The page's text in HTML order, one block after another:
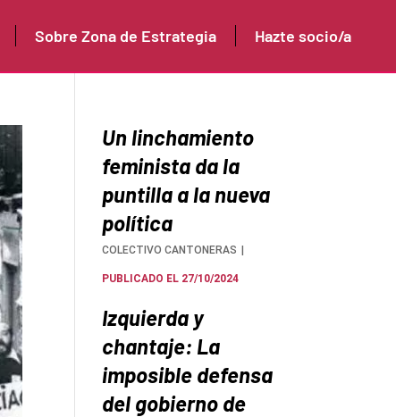
Sobre Zona de Estrategia Hazte socio/a
Un linchamiento
feminista da la
puntilla a la nueva
política
COLECTIVO CANTONERAS
PUBLICADO EL 27/10/2024
Izquierda y
chantaje: La
imposible defensa
del gobierno de